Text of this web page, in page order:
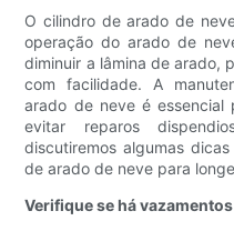
O cilindro de arado de
operação do arado de
diminuir a lâmina de arado,
com facilidade. A
arado de neve é essencial
evitar reparos
discutiremos algumas
de arado de neve para
Verifique se há